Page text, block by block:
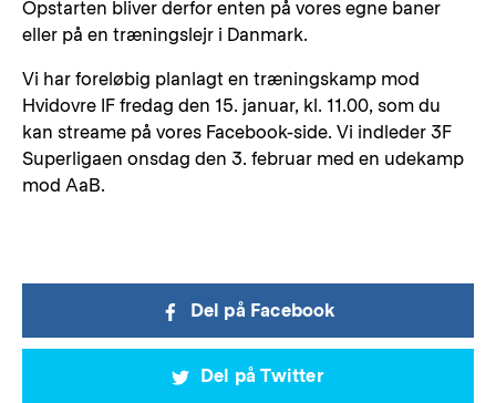
Opstarten bliver derfor enten på vores egne baner
eller på en træningslejr i Danmark.
Vi har foreløbig planlagt en træningskamp mod
Hvidovre IF fredag den 15. januar, kl. 11.00, som du
kan streame på vores Facebook-side. Vi indleder 3F
Superligaen onsdag den 3. februar med en udekamp
mod AaB.
Del på Facebook
Del på Twitter